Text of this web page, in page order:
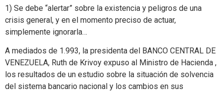
1) Se debe “alertar” sobre la existencia y peligros de una
crisis general, y en el momento preciso de actuar,
simplemente ignorarla…
A mediados de 1.993, la presidenta del BANCO CENTRAL DE
VENEZUELA, Ruth de Krivoy expuso al Ministro de Hacienda ,
los resultados de un estudio sobre la situación de solvencia
del sistema bancario nacional y los cambios en sus